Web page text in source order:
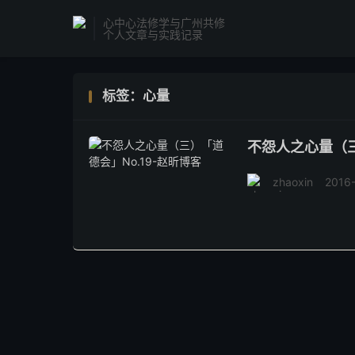
心中心法修学与广州共修
个人文章与实践记录
标签：心量
不怨人之心量（
zhaoxin